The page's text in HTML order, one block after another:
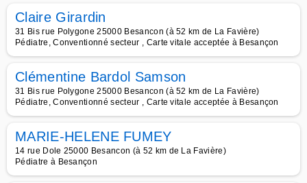
Claire Girardin
31 Bis rue Polygone 25000 Besancon (à 52 km de La Favière)
Pédiatre, Conventionné secteur , Carte vitale acceptée à Besançon
Clémentine Bardol Samson
31 Bis rue Polygone 25000 Besancon (à 52 km de La Favière)
Pédiatre, Conventionné secteur , Carte vitale acceptée à Besançon
MARIE-HELENE FUMEY
14 rue Dole 25000 Besancon (à 52 km de La Favière)
Pédiatre à Besançon